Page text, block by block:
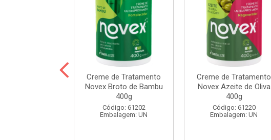
Creme de Tratamento
Novex Broto de Bambu
400g
Código: 61202
Embalagem: UN
Creme de Tratamento
Novex Azeite de Oliva
400g
Código: 61220
Embalagem: UN